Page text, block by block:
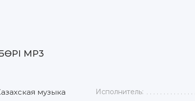
MP3
музыка Исполнитель: